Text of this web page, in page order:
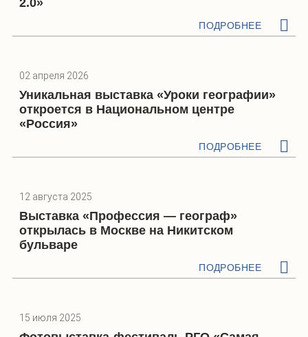
2.0»
ПОДРОБНЕЕ
02 апреля 2026
Уникальная выставка «Уроки географии»
откроется в Национальном центре
«Россия»
ПОДРОБНЕЕ
12 августа 2025
Выставка «Профессия — географ»
открылась в Москве на Никитском
бульваре
ПОДРОБНЕЕ
15 июля 2025